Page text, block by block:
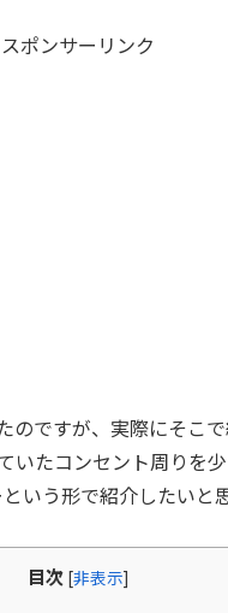
スポンサーリンク
のですが、実際にそこ
いたコンセント周りを
いう形で紹介したいと思
目次 [非表示]